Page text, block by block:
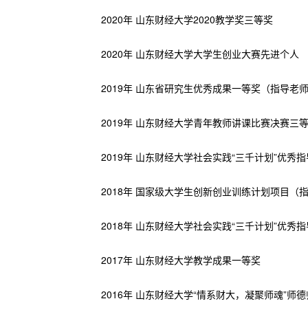
2020年 山东财经大学2020教学奖三等奖
2020年 山东财经大学大学生创业大赛先进个人
2019年 山东省研究生优秀成果一等奖（指导老
2019年 山东财经大学青年教师讲课比赛决赛三
2019年 山东财经大学社会实践“三千计划”优秀
2018年 国家级大学生创新创业训练计划项目（
2018年 山东财经大学社会实践“三千计划”优秀
2017年 山东财经大学教学成果一等奖
2016年 山东财经大学“情系财大，凝聚师魂”师